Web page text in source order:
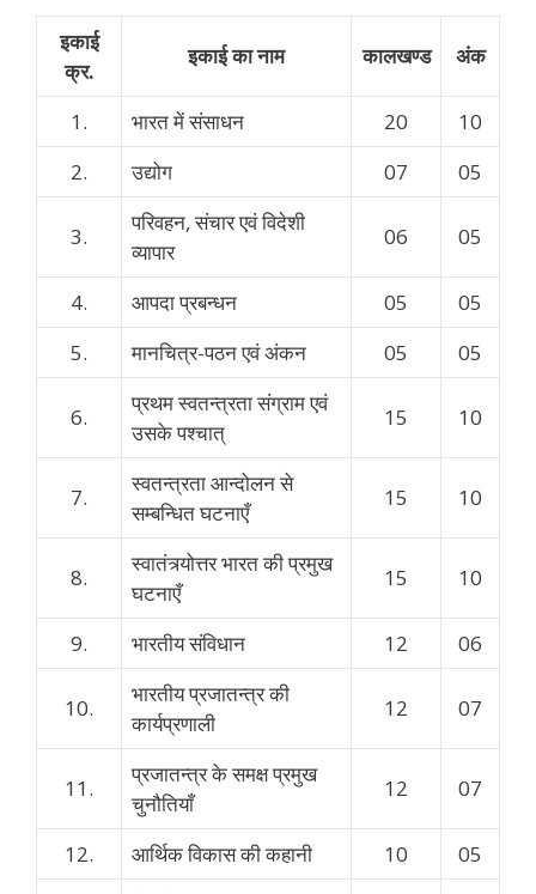
इकाई
क्र.
इकाई का नाम कालखण्ड अंक
1. भारत में संसाधन 20
10
2.
उद्योग 07 05
3.
परिवहन, संचार एवं विदेशी
व्यापार
06 05
4. आपदा प्रबन्धन 05
05
5.
मानचित्र-पठन एवं अंकन 05 05
6.
प्रथम स्वतन्त्रता संग्राम एवं
उसके पश्चात्
15 10
7.
स्वतन्त्रता आन्दोलन से
सम्बन्धित घटनाएँ
15 10
8.
स्वातंत्र्योत्तर भारत की प्रमुख
घटनाएँ
15 10
9. भारतीय संविधान 12 06
10.
भारतीय प्रजातन्त्र की
कार्यप्रणाली
12 07
11.
प्रजातन्त्र के समक्ष प्रमुख
चुनौतियाँ
12 07
12. आर्थिक विकास की कहानी 10
05